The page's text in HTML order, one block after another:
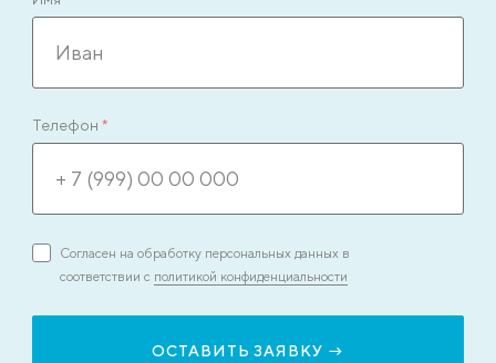
Телефон *
Согласен на обработку персональных данных в
соответствии с политикой конфиденциальности